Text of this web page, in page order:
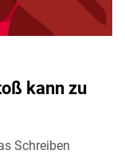
kann zu
Schreiben